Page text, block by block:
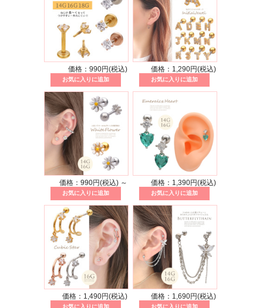
価格：990円(税込) 価格：1,290円(税込)
価格：990円(税込) ～ 価格：1,390円(税込)
価格：1,490円(税込) 価格：1,690円(税込)